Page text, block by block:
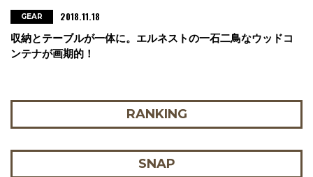
収納とテーブルが一体に。エルネストの一石二鳥なウッドコ
ンテナが画期的！
GEAR 2018.11.18
RANKING
SNAP